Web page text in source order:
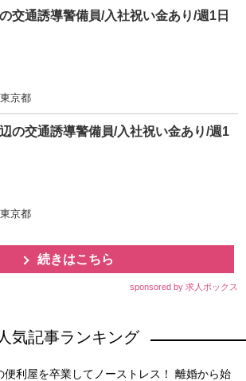
交通誘導警備員/入社祝い金あり/週1日
京都
の交通誘導警備員/入社祝い金あり/週1
京都
続きはこちら
sponsored by 求人ボックス
人気記事ランキング
便利屋を卒業してノーストレス！ 離婚から始